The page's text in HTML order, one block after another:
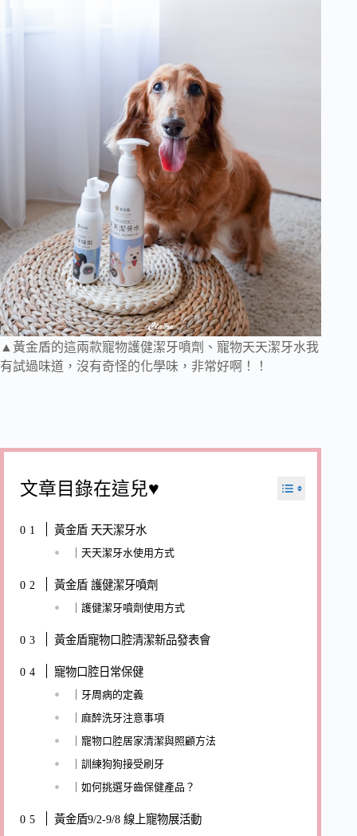
▲黃金盾的這兩款寵物護健潔牙噴劑、寵物天天潔牙水我
有試過味道，沒有奇怪的化學味，非常好啊！！
文章目錄在這兒♥
黃金盾 天天潔牙水
｜天天潔牙水使用方式
黃金盾 護健潔牙噴劑
｜護健潔牙噴劑使用方式
黃金盾寵物口腔清潔新品發表會
寵物口腔日常保健
｜牙周病的定義
｜麻醉洗牙注意事項
｜寵物口腔居家清潔與照顧方法
｜訓練狗狗接受刷牙
｜如何挑選牙齒保健產品？
黃金盾9/2-9/8 線上寵物展活動